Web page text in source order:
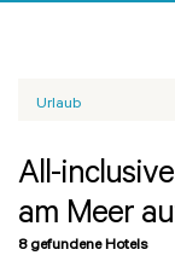
Urlaub
All-
am Meer
8 gefundene Hotels